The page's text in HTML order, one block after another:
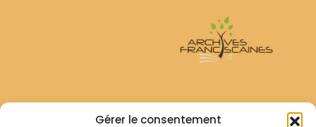
Gérer le consentement
Archives Franciscaines